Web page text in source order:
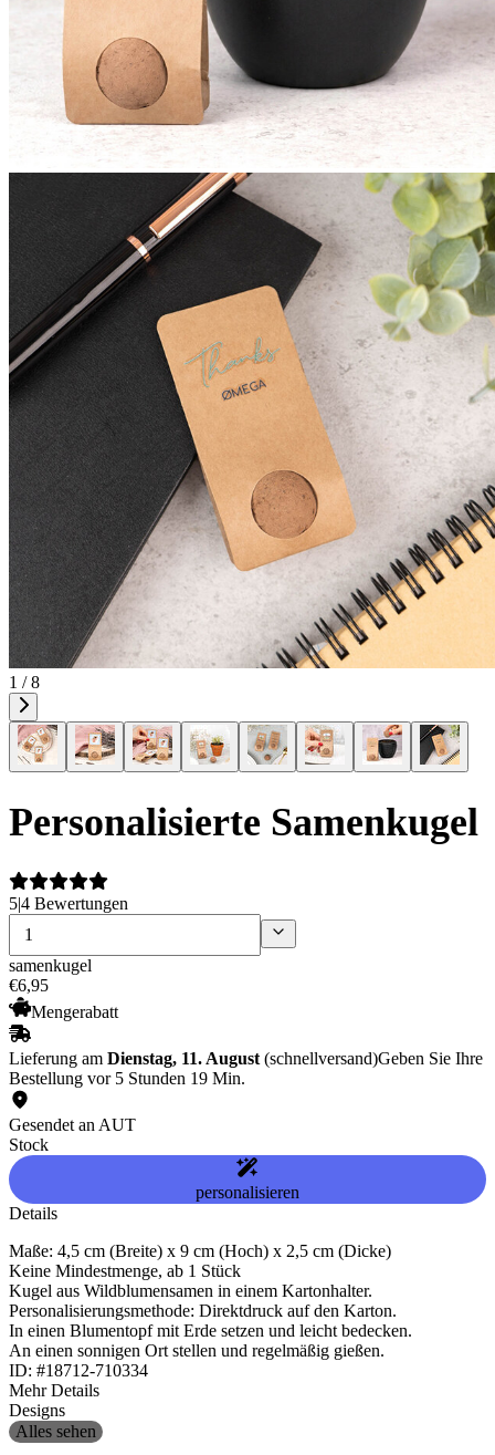
1 / 8
Personalisierte Samenkugel
5|4 Bewertungen
samenkugel
€6,95
Mengerabatt
Lieferung am Dienstag, 11. August (schnellversand)Geben Sie Ihre
Bestellung vor 5 Stunden 19 Min.
Gesendet an AUT
Stock
personalisieren
Details
Maße: 4,5 cm (Breite) x 9 cm (Hoch) x 2,5 cm (Dicke)
Keine Mindestmenge, ab 1 Stück
Kugel aus Wildblumensamen in einem Kartonhalter.
Personalisierungsmethode: Direktdruck auf den Karton.
In einen Blumentopf mit Erde setzen und leicht bedecken.
An einen sonnigen Ort stellen und regelmäßig gießen.
ID: #18712-710334
Mehr Details
Designs
Alles sehen